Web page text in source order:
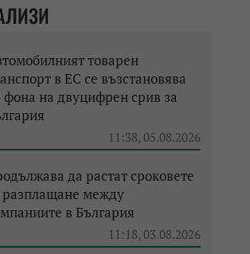
товарен
в ЕС се възстановява
фона на двуцифрен срив за
11:38, 05.08.2026
да растат сроковете
разплащане между
в България
11:18, 03.08.2026